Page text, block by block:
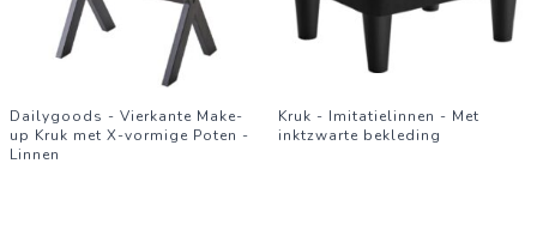
Dailygoods - Vierkante Make-
up Kruk met X-vormige Poten -
Linnen
Kruk - Imitatielinnen - Met
inktzwarte bekleding